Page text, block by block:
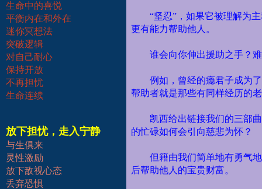
生命中的喜悦
平衡内在和外在
迷你冥想法
突破逻辑
对自己耐心
保持开放
不再担忧
生命连续
放下担忧，走入宁静
与生俱来
灵性激励
放下敌视心态
丢弃恐惧
“坚忍”，如果它被理解为
更有能力帮助他人。
谁会向你伸出援助之手？
例如，曾经的瘾君子成为
帮助者就是那些有同样经历的
凯西给出链接我们的三部
的忙碌如何会引向慈悲为怀？
但籍由我们简单地有勇气
后帮助他人的宝贵财富。